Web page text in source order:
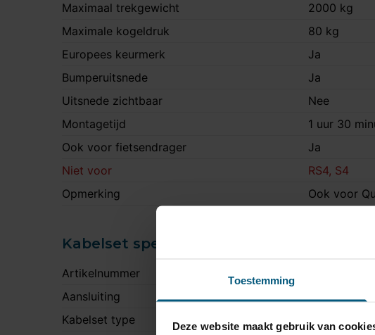
Toestemming
Deze website maakt gebruik van
Maximaal trekgewicht
2000 kg
Maximale kogeldruk
80 kg
Europees keurmerk
Ja
Bumperuitsnede
Ja
Uitsnede zichtbaar
Nee
Montagetijd
1 uur 30
Ook voor fietsendrager
Ja
Niet voor
RS4, S4
Opmerking
Ook voor
Kabelset specificatie
Artikelnummer
Aansluiting
13 polig
Kabelset type
Universeel